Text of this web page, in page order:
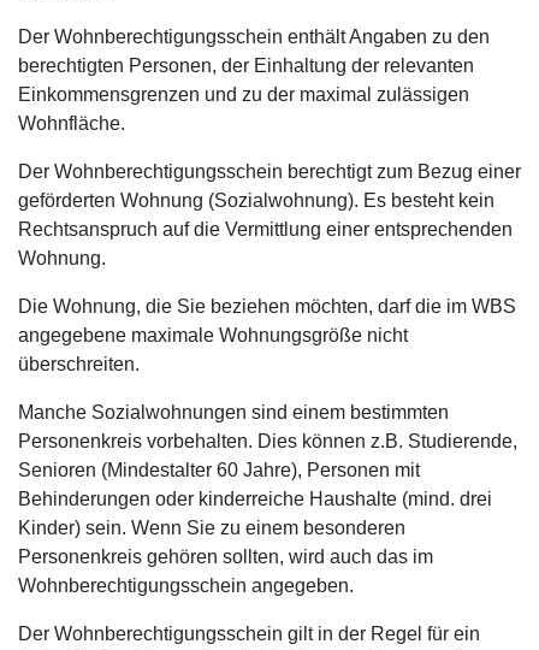
Der Wohnberechtigungsschein enthält Angaben zu den
berechtigten Personen, der Einhaltung der relevanten
Einkommensgrenzen und zu der maximal zulässigen
Wohnfläche.
Der Wohnberechtigungsschein berechtigt zum Bezug einer
geförderten Wohnung (Sozialwohnung). Es besteht kein
Rechtsanspruch auf die Vermittlung einer entsprechenden
Wohnung.
Die Wohnung, die Sie beziehen möchten, darf die im WBS
angegebene maximale Wohnungsgröße nicht
überschreiten.
Manche Sozialwohnungen sind einem bestimmten
Personenkreis vorbehalten. Dies können z.B. Studierende,
Senioren (Mindestalter 60 Jahre), Personen mit
Behinderungen oder kinderreiche Haushalte (mind. drei
Kinder) sein. Wenn Sie zu einem besonderen
Personenkreis gehören sollten, wird auch das im
Wohnberechtigungsschein angegeben.
Der Wohnberechtigungsschein gilt in der Regel für ein